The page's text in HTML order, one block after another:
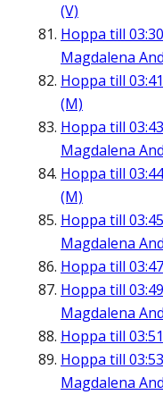
(V)
Hoppa till
Magdalena
Hoppa till
(M)
Hoppa till
Magdalena
Hoppa till
(M)
Hoppa till
Magdalena
Hoppa till
Hoppa till
Magdalena
Hoppa till
Hoppa till
Magdalena